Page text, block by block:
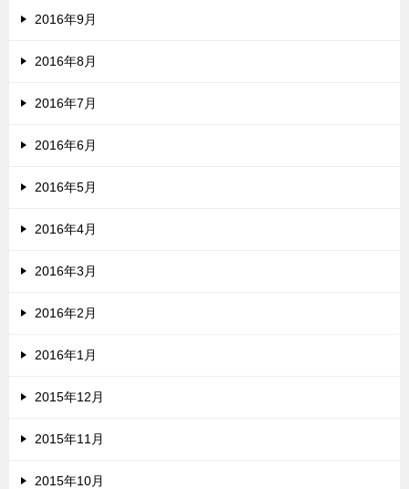
2016年9月
2016年8月
2016年7月
2016年6月
2016年5月
2016年4月
2016年3月
2016年2月
2016年1月
2015年12月
2015年11月
2015年10月